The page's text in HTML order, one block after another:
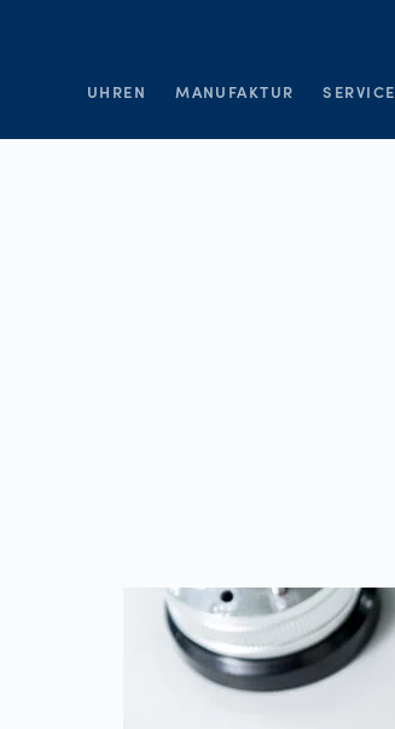
UHREN MANUFAKTUR SERVICE